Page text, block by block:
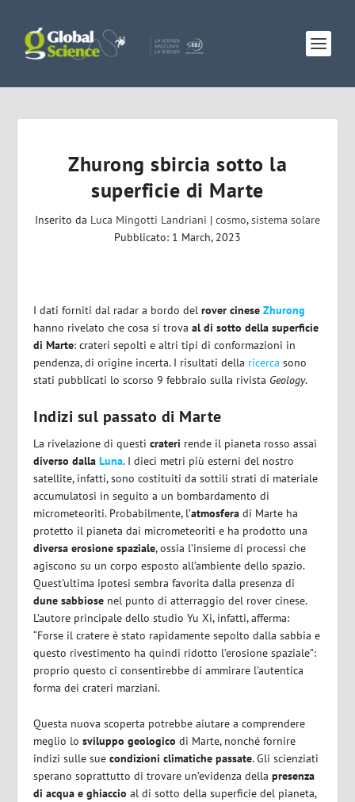
Zhurong sbircia sotto la
superficie di Marte
Inserito da Luca Mingotti Landriani | cosmo,sistema solare
Pubblicato: 1 March, 2023
I dati forniti dal radar a bordo delrover cineseZhurong
hanno rivelato che cosa si trovaal di sotto della superficie
di Marte: crateri sepolti e altri tipi di conformazioni in
pendenza, di origine incerta. I risultati della ricerca sono
stati pubblicati lo scorso 9 febbraio sulla rivista Geology.
Indizi sul passato di Marte
La rivelazione di questicrateri rende il pianeta rosso assai
diverso dallaLuna. I dieci metri più esterni del nostro
satellite, infatti, sono costituiti da sottili strati di materiale
accumulatosi in seguito a un bombardamento di
micrometeoriti. Probabilmente, l’atmosfera di Marte ha
protetto il pianeta dai micrometeoriti e ha prodotto una
diversa erosione spaziale, ossia l’insieme di processi che
agiscono su un corpo esposto all’ambiente dello spazio.
Quest’ultima ipotesi sembra favorita dalla presenza di
dune sabbiose nel punto di atterraggio del rover cinese.
L’autore principale dello studio Yu Xi, infatti, afferma:
“Forse il cratere è stato rapidamente sepolto dalla sabbia e
questo rivestimento ha quindi ridotto l’erosione spaziale”:
proprio questo ci consentirebbe di ammirare l’autentica
forma dei crateri marziani.
Questa nuova scoperta potrebbe aiutare a comprendere
meglio lo sviluppo geologico di Marte, nonché fornire
indizi sulle suecondizioni climatiche passate. Gli scienziati
sperano soprattutto di trovare un’evidenza dellapresenza
di acqua e ghiaccio al di sotto della superficie del pianeta,